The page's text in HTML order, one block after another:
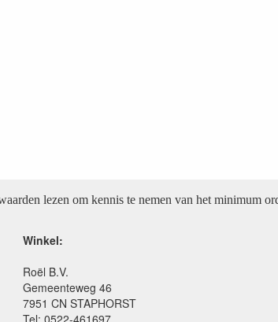
lezen om kennis te nemen van het minimum
Winkel:
Roël B.V.
Gemeenteweg 46
7951 CN STAPHORST
Tel: 0522-461697